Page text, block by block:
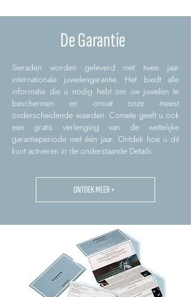
De Garantie
Sieraden worden geleverd met twee jaar
internationale juwelengarantie. Het biedt alle
informatie die u nodig hebt om uw juwelen te
beschermen en omvat onze meest
onderscheidende waarden. Comete geeft u ook
een gratis verlenging van de wettelijke
garantieperiode met één jaar. Ontdek hoe u dit
kunt activeren in de onderstaande Details.
ONTDEK MEER >